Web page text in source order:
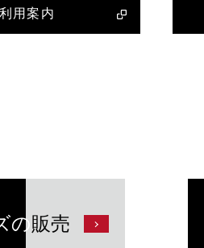
用案内
の販売